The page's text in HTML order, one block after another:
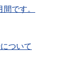
です。
ついて